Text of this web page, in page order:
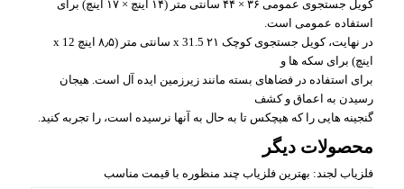
کویل جستجوی عمومی ۳۶ × ۴۴ سانتی متر (۱۴ اینچ × ۱۷ اینچ) برای
استفاده عمومی است.
در نهایت، کویل جستجوی کوچک ۲۱ x 31.5 سانتی متر (۸٫۵ اینچ x 12
اینچ) برای سکه ها و
برای استفاده در فضاهای بسته مانند زیرزمین ایده آل است. هیجان
رسیدن به اعماق و کشف
گنجینه هایی را که هیچکس تا به حال به آنها نرسیده است، را تجربه کنید.
محصولات دیگر
فلزیاب لجند: بهترین فلزیاب چند منظوره با قیمت مناسب